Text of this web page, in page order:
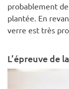
probablement
plantée. En
verre est très
L’épreuve de